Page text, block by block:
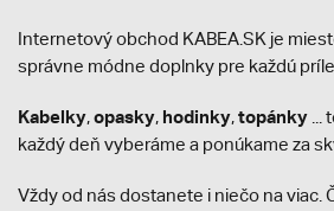
Internetový obchod KABEA.SK je
správne módne doplnky pre každú
Kabelky,opasky, hodinky,topánky
každý deň vyberáme a ponúkame za
Vždy od nás dostanete i niečo na viac.